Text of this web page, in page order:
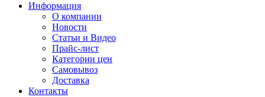
Информация
О компании
Новости
Статьи и Видео
Прайс-лист
Категории цен
Самовывоз
Доставка
Контакты